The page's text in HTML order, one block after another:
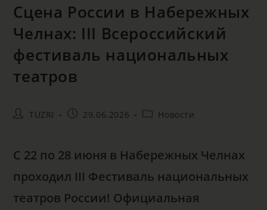
Сцена России в Набережных
Челнах: III Всероссийский
фестиваль национальных
театров
TUZRI 29.06.2026 Новости
С 22 по 28 июня в Набережных Челнах
проходил III Фестиваль национальных
театров России! Официальная